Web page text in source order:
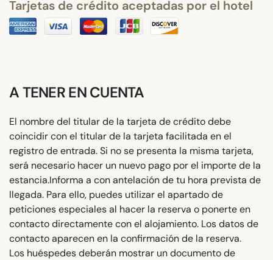
Tarjetas de crédito aceptadas por el hotel
A TENER EN CUENTA
El nombre del titular de la tarjeta de crédito debe
coincidir con el titular de la tarjeta facilitada en el
registro de entrada. Si no se presenta la misma tarjeta,
será necesario hacer un nuevo pago por el importe de la
estancia.Informa a con antelación de tu hora prevista de
llegada. Para ello, puedes utilizar el apartado de
peticiones especiales al hacer la reserva o ponerte en
contacto directamente con el alojamiento. Los datos de
contacto aparecen en la confirmación de la reserva.
Los huéspedes deberán mostrar un documento de